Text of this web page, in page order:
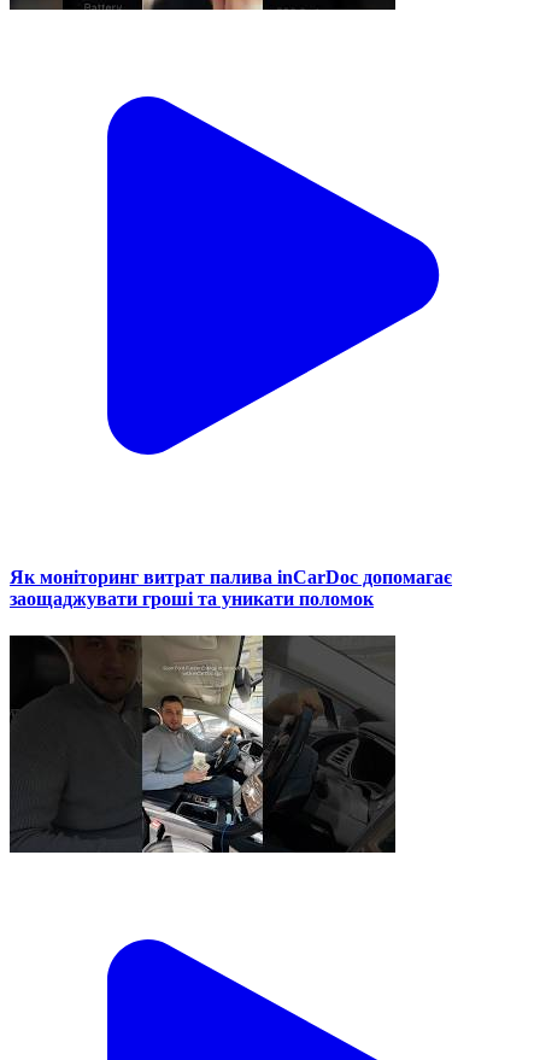
Як моніторинг витрат палива inCarDoc допомагає
заощаджувати гроші та уникати поломок